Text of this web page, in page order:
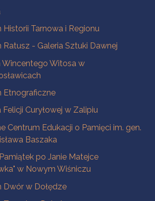
Historii Tarnowa i Regionu
Ratusz - Galeria Sztuki Dawnej
Wincentego Witosa w
Etnograficzne
Curyłowej w Zalipiu
Centrum Edukacji o Pamięci im. gen.
Baszaka
po Janie Matejce
w Nowym Wiśniczu
Dwór w Dołędze